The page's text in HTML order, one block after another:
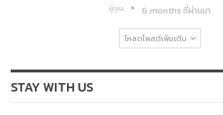
ผู้ดูแล 6 months ที่ผ่านมา
โหลดโพสต์เพิ่มเติม
STAY WITH US